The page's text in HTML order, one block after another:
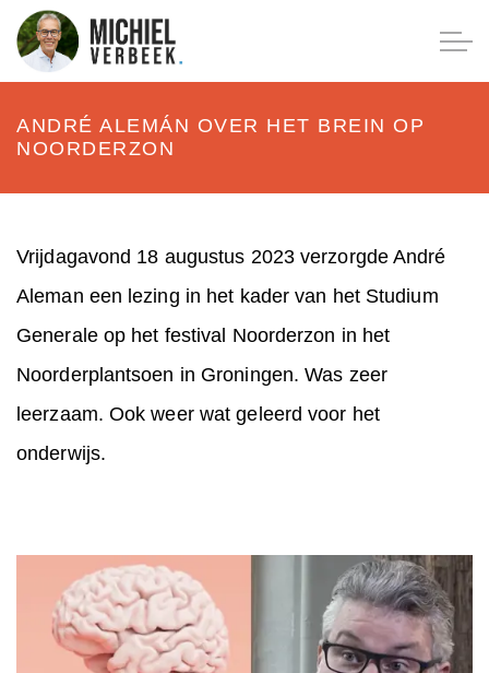
ANDRÉ ALEMÁN OVER HET BREIN OP
NOORDERZON
Vrijdagavond 18 augustus 2023 verzorgde André
Aleman een lezing in het kader van het Studium
Generale op het festival Noorderzon in het
Noorderplantsoen in Groningen. Was zeer
leerzaam. Ook weer wat geleerd voor het
onderwijs.